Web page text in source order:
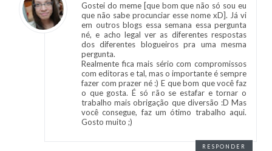
Gostei do meme [que bom que não só sou eu
que não sabe procunciar esse nome xD]. Já vi
em outros blogs essa semana essa pergunta
né, e acho legal ver as diferentes respostas
dos diferentes blogueiros pra uma mesma
pergunta.
Realmente fica mais sério com compromissos
com editoras e tal, mas o importante é sempre
fazer com prazer né :) E que bom que você faz
o que gosta. É só não se estafar e tornar o
trabalho mais obrigação que diversão :D Mas
você consegue, faz um ótimo trabalho aqui.
Gosto muito ;)
RESPONDER